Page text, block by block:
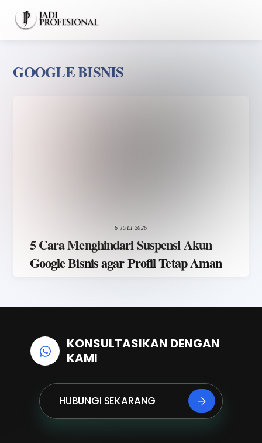
content
GOOGLE BISNIS
6 JULI 2026
5 Cara Menghindari Suspensi Akun
Google Bisnis agar Profil Tetap Aman
KONSULTASIKAN DENGAN
KAMI
HUBUNGI SEKARANG